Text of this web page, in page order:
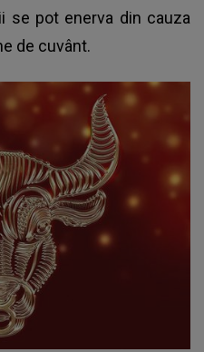
se pot enerva din cauza
de cuvânt.